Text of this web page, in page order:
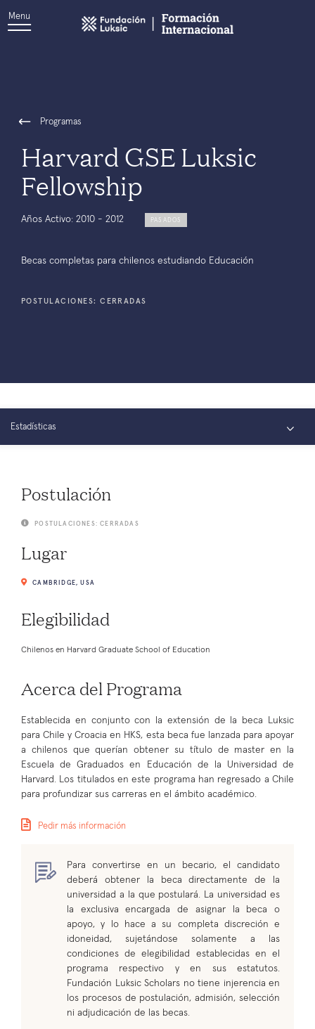
Menu
Programas
Harvard GSE Luksic
Fellowship
Años Activo: 2010 - 2012 PASADOS
Becas completas para chilenos estudiando Educación
POSTULACIONES: CERRADAS
Estadísticas
Conectar
Postulación
POSTULACIONES: CERRADAS
Lugar
CAMBRIDGE, USA
Elegibilidad
Chilenos en Harvard Graduate School of Education
Acerca del Programa
Establecida en conjunto con la extensión de la beca Luksic
para Chile y Croacia en HKS, esta beca fue lanzada para apoyar
a chilenos que querían obtener su título de master en la
Escuela de Graduados en Educación de la Universidad de
Harvard. Los titulados en este programa han regresado a Chile
para profundizar sus carreras en el ámbito académico.
Pedir más información
Para convertirse en un becario, el candidato
deberá obtener la beca directamente de la
universidad a la que postulará. La universidad es
la exclusiva encargada de asignar la beca o
apoyo, y lo hace a su completa discreción e
idoneidad, sujetándose solamente a las
condiciones de elegibilidad establecidas en el
programa respectivo y en sus estatutos.
Fundación Luksic Scholars no tiene injerencia en
los procesos de postulación, admisión, selección
ni adjudicación de las becas.